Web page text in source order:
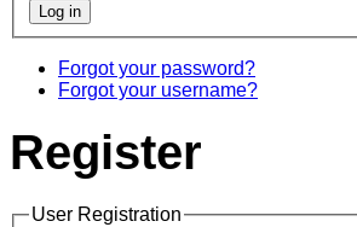
Forgot your password?
Forgot your username?
Register
User Registration